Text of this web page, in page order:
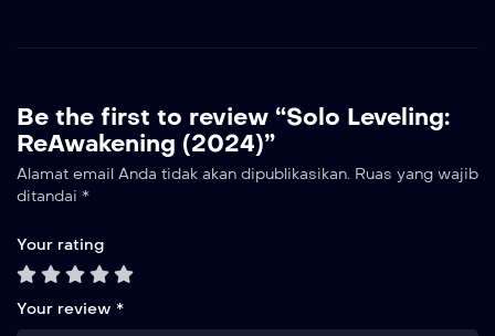
Be the first to review “Solo Leveling:
ReAwakening (2024)”
Alamat email Anda tidak akan dipublikasikan. Ruas yang wajib
ditandai *
Your rating
Your review *